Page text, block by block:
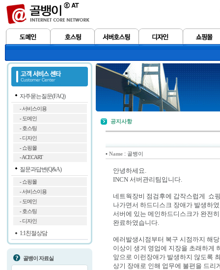
자주묻는질문(FAQ)
- 서비스이용
- 도메인
- 호스팅
- 디자인
- 쇼핑몰
- ACECART
질문과답변(Q&A)
- 쇼핑몰
- 서비스이용
- 도메인
- 호스팅
- 디자인
1:1친절상담
골뱅이 자료실
공지사항
• Name : 골뱅이
안녕하세요.
INCN 서버관리팀입니다.
네트웍장비 점검후에 갑작스럽게 쇼
나가면서 하드디스크 장애가 발생하
서버에 있는 메인하드디스크가 완전
완료하였습니다.
에러발생시점부터 복구 시점까지 해
이상이 생겨 영업에 지장을 초래하게
앞으로 이런장애가 발생하지 않도록
상기 장애로 인해 업무에 불편을 드리